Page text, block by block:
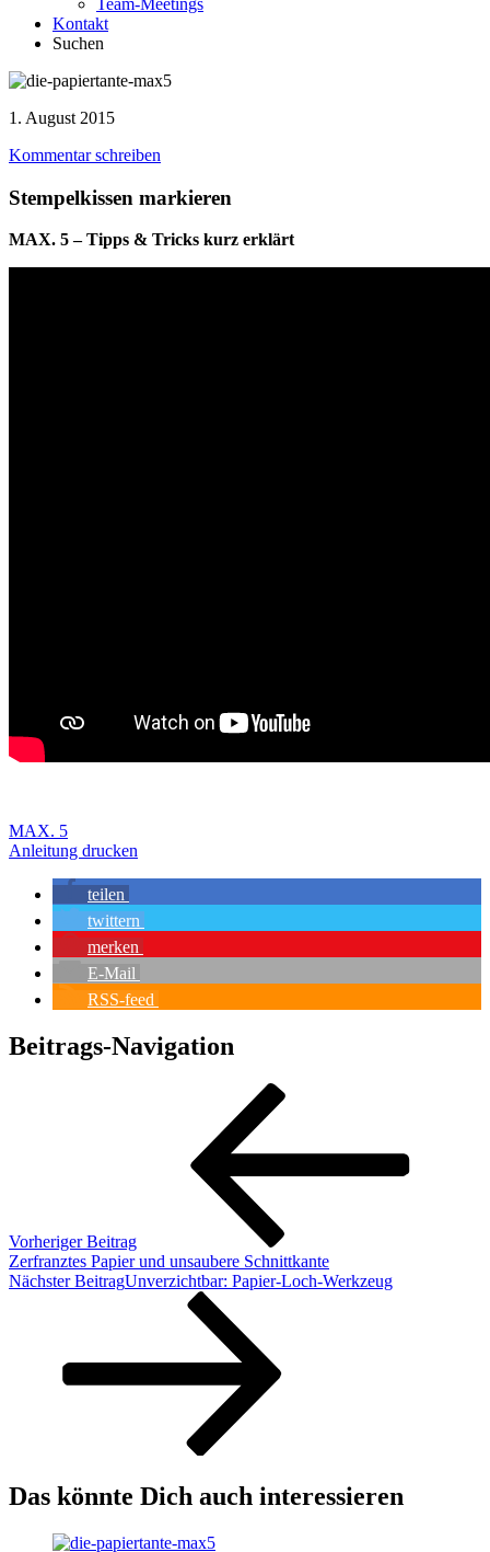
Team-Meetings
Kontakt
Suchen
1. August 2015
Kommentar schreiben
Stempelkissen markieren
MAX. 5 – Tipps & Tricks kurz erklärt
MAX. 5
Anleitung drucken
teilen
twittern
merken
E-Mail
RSS-feed
Beitrags-Navigation
Vorheriger Beitrag
Zerfranztes Papier und unsaubere Schnittkante
Nächster BeitragUnverzichtbar: Papier-Loch-Werkzeug
Das könnte Dich auch interessieren